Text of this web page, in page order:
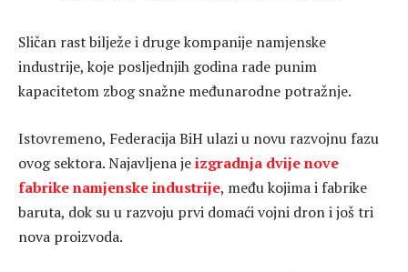
Sličan rast bilježe i druge kompanije namjenske
industrije, koje posljednjih godina rade punim
kapacitetom zbog snažne međunarodne potražnje.
Istovremeno, Federacija BiH ulazi u novu razvojnu fazu
ovog sektora. Najavljena jeizgradnja dvije nove
fabrike namjenske industrije, među kojima i fabrike
baruta, dok su u razvoju prvi domaći vojni dron i još tri
nova proizvoda.